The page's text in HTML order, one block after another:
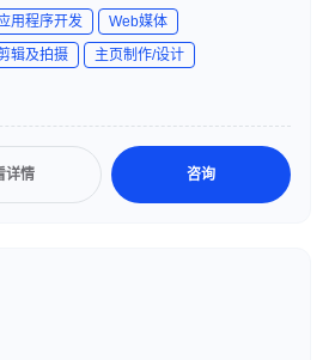
／EC制作、DX支援、地方創
広い領域で事業を展開しています。
用程序开发
Web媒体
辑及拍摄
主页制作/设计
详情 咨询